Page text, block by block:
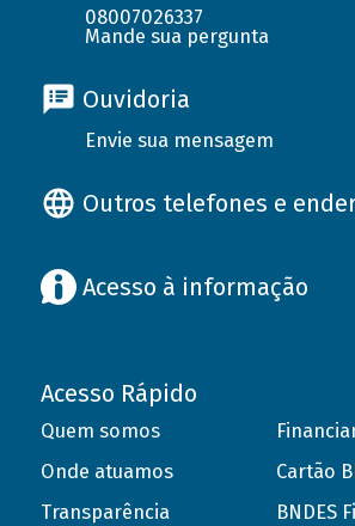
08007026337
Mande sua pergunta
Ouvidoria
Envie sua mensagem
Outros telefones e
Acesso à informação
Acesso Rápido
Quem somos
Onde atuamos
Transparência
Cartão
BNDES